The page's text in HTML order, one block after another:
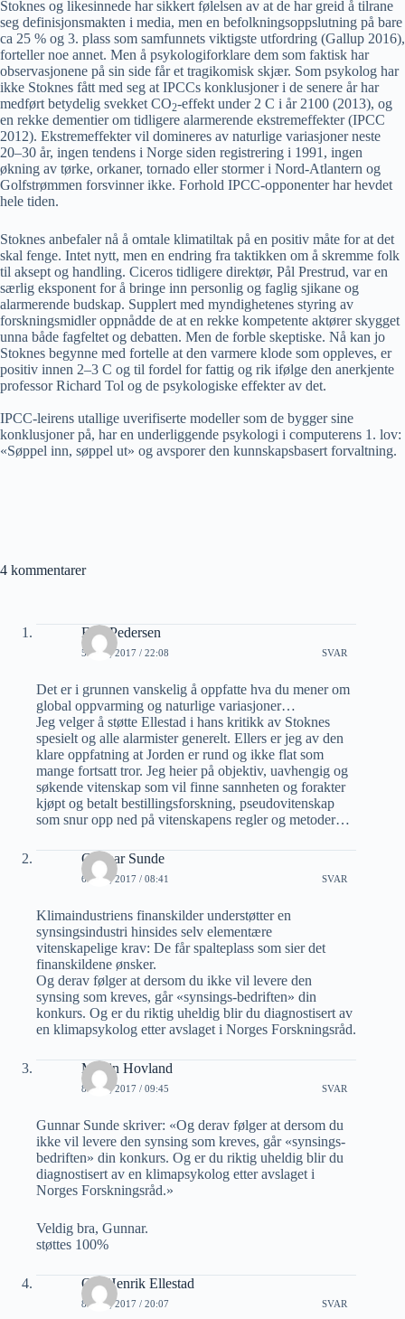
Stoknes og likesinnede har sikkert følelsen av at de har greid å tilrane
seg definisjonsmakten i media, men en befolkningsoppslutning på bare
ca 25 % og 3. plass som samfunnets viktigste utfordring (Gallup 2016),
forteller noe annet. Men å psykologiforklare dem som faktisk har
observasjonene på sin side får et tragikomisk skjær. Som psykolog har
ikke Stoknes fått med seg at IPCCs konklusjoner i de senere år har
medført betydelig svekket CO2-effekt under 2 C i år 2100 (2013), og
en rekke dementier om tidligere alarmerende ekstremeffekter (IPCC
2012). Ekstremeffekter vil domineres av naturlige variasjoner neste
20–30 år, ingen tendens i Norge siden registrering i 1991, ingen
økning av tørke, orkaner, tornado eller stormer i Nord-Atlantern og
Golfstrømmen forsvinner ikke. Forhold IPCC-opponenter har hevdet
hele tiden.
Stoknes anbefaler nå å omtale klimatiltak på en positiv måte for at det
skal fenge. Intet nytt, men en endring fra taktikken om å skremme folk
til aksept og handling. Ciceros tidligere direktør, Pål Prestrud, var en
særlig eksponent for å bringe inn personlig og faglig sjikane og
alarmerende budskap. Supplert med myndighetenes styring av
forskningsmidler oppnådde de at en rekke kompetente aktører skygget
unna både fagfeltet og debatten. Men de forble skeptiske. Nå kan jo
Stoknes begynne med fortelle at den varmere klode som oppleves, er
positiv innen 2–3 C og til fordel for fattig og rik ifølge den anerkjente
professor Richard Tol og de psykologiske effekter av det.
IPCC-leirens utallige uverifiserte modeller som de bygger sine
konklusjoner på, har en underliggende psykologi i computerens 1. lov:
«Søppel inn, søppel ut» og avsporer den kunnskapsbasert forvaltning.
4 kommentarer
Erik Pedersen
5 MAI, 2017 / 22:08 SVAR
Det er i grunnen vanskelig å oppfatte hva du mener om
global oppvarming og naturlige variasjoner…
Jeg velger å støtte Ellestad i hans kritikk av Stoknes
spesielt og alle alarmister generelt. Ellers er jeg av den
klare oppfatning at Jorden er rund og ikke flat som
mange fortsatt tror. Jeg heier på objektiv, uavhengig og
søkende vitenskap som vil finne sannheten og forakter
kjøpt og betalt bestillingsforskning, pseudovitenskap
som snur opp ned på vitenskapens regler og metoder…
Gunnar Sunde
6 MAI, 2017 / 08:41 SVAR
Klimaindustriens finanskilder understøtter en
synsingsindustri hinsides selv elementære
vitenskapelige krav: De får spalteplass som sier det
finanskildene ønsker.
Og derav følger at dersom du ikke vil levere den
synsing som kreves, går «synsings-bedriften» din
konkurs. Og er du riktig uheldig blir du diagnostisert av
en klimapsykolog etter avslaget i Norges Forskningsråd.
Martin Hovland
8 MAI, 2017 / 09:45 SVAR
Gunnar Sunde skriver: «Og derav følger at dersom du
ikke vil levere den synsing som kreves, går «synsings-
bedriften» din konkurs. Og er du riktig uheldig blir du
diagnostisert av en klimapsykolog etter avslaget i
Norges Forskningsråd.»
Veldig bra, Gunnar.
støttes 100%
Ole Henrik Ellestad
8 MAI, 2017 / 20:07 SVAR